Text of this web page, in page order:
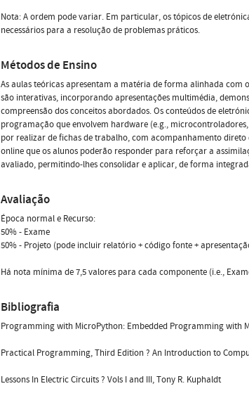
Nota: A ordem pode variar. Em particular, os tópicos de
necessários para a resolução de problemas práticos.
Métodos de Ensino
As aulas teóricas apresentam a matéria de forma alinhada
são interativas, incorporando apresentações multimédia,
compreensão dos conceitos abordados. Os conteúdos de
programação que envolvem hardware (e.g.,
por realizar de fichas de trabalho, com acompanhamento
online que os alunos poderão responder para reforçar a
avaliado, permitindo-lhes consolidar e aplicar, de forma
Avaliação
Época normal e Recurso:
50% - Exame
50% - Projeto (pode incluir relatório + código fonte +
Há nota mínima de 7,5 valores para cada componente (i.e.,
Bibliografia
Programming with MicroPython: Embedded Programming with
Practical Programming, Third Edition ? An Introduction to
Lessons In Electric Circuits ? Vols I and III, Tony R. Kuphaldt